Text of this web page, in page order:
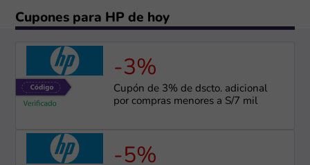
Cupones para HP de hoy
-3%
Cupón de 3% de dscto. adicional
por compras menores a S/7 mil
-5%